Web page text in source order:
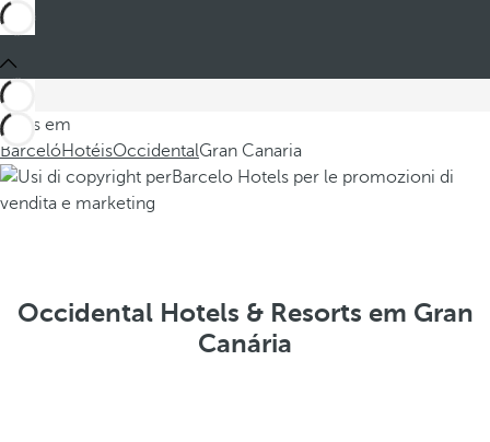
Estes em
BarcelóHotéisOccidentalGran Canaria
Occidental Hotels & Resorts em Gran
Canária